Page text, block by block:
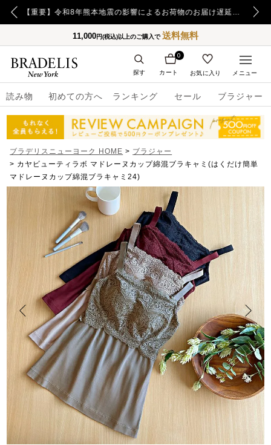
【重要】日本郵便の障害による配送への影響についてのお詫び
11,000円(税込)以上のご購入で送料無料
読み物 初めての方へ ランキング セール ブラジャー
カート
0
お気に入り
探す メニュー
ブラデリスニューヨーク HOME
ブラジャー
カヤビューティラボ マドレーヌカップ綿混ブラキャミ(はくだけ簡単
マドレーヌカップ綿混ブラキャミ24)